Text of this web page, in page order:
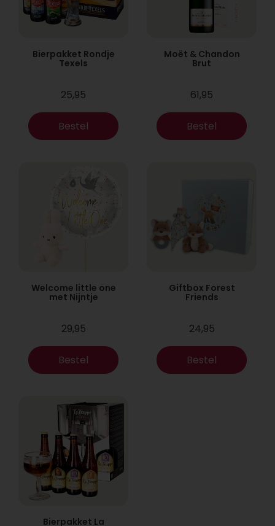
Bierpakket Rondje
Texels
25,95
Bestel
Moët & Chandon
Brut
61,95
Bestel
Welcome little one
met Nijntje
29,95
Bestel
Giftbox Forest
Friends
24,95
Bestel
Bierpakket La